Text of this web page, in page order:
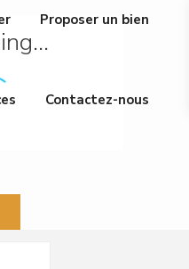
Proposer un bien
Contactez-nous